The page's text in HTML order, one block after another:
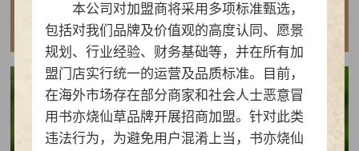
查看详情
本公司对加盟商将采用多项标准甄选，
包括对我们品牌及价值观的高度认同、愿景
规划、行业经验、财务基础等，并在所有加
盟门店实行统一的运营及品质标准。目前，
在海外市场存在部分商家和社会人士恶意冒
用书亦烧仙草品牌开展招商加盟。针对此类
违法行为，为避免用户混淆上当，书亦烧仙